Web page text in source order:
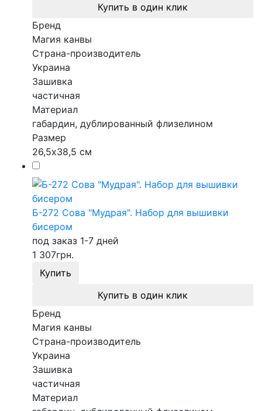
Купить в один клик
Бренд
Магия канвы
Страна-производитель
Украина
Зашивка
частичная
Материал
габардин, дублированный флизелином
Размер
26,5х38,5 см
Б-272 Сова "Мудрая". Набор для вышивки
бисером
под заказ 1-7 дней
1 307грн.
Купить
Купить в один клик
Бренд
Магия канвы
Страна-производитель
Украина
Зашивка
частичная
Материал